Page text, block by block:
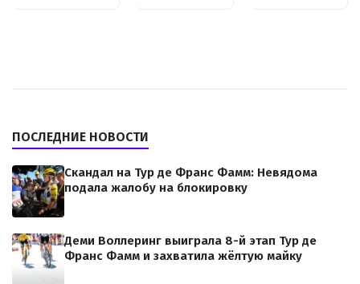
ПОСЛЕДНИЕ НОВОСТИ
Скандал на Тур де Франс Фамм: Невядома
подала жалобу на блокировку
Деми Воллеринг выиграла 8-й этап Тур де
Франс Фамм и захватила жёлтую майку